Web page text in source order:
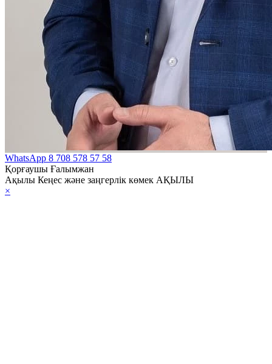
WhatsApp 8 708 578 57 58
Қорғаушы Ғалымжан
Ақылы Кеңес және заңгерлік көмек АҚЫЛЫ
×